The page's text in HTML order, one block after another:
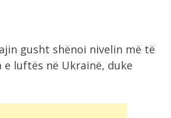
gusht shënoi nivelin më të
e luftës në Ukrainë, duke